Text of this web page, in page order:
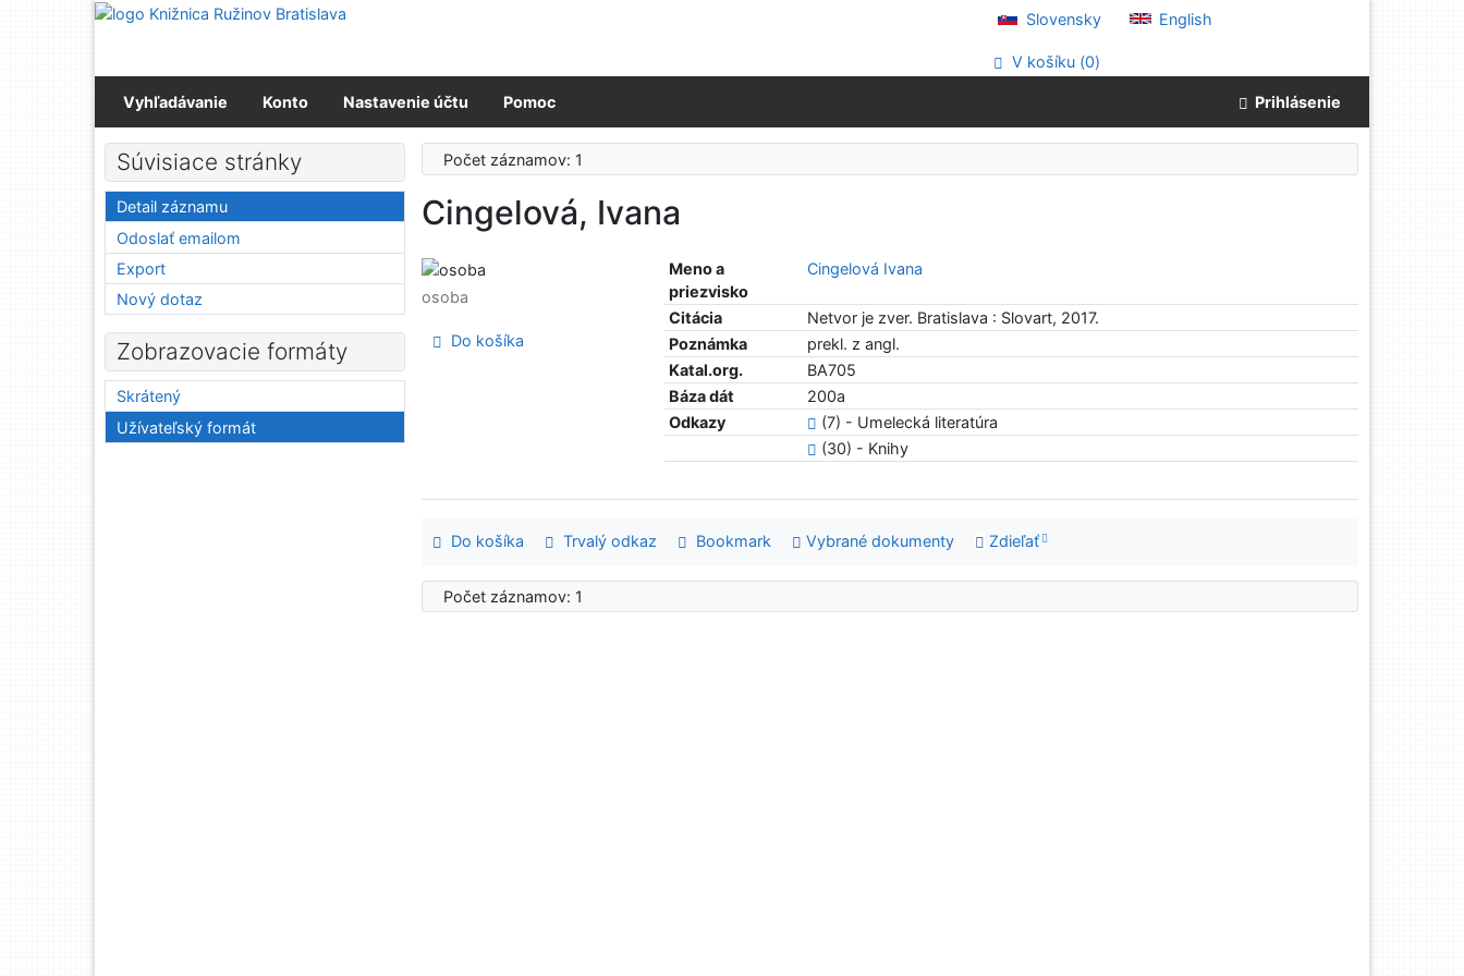
Prejsť na obsah
Slovensky English
V košíku (0)
Vyhľadávanie Konto Nastavenie účtu Pomoc Prihlásenie
Počet záznamov: 1
Cingelová, Ivana
Meno a
priezvisko
Cingelová Ivana
Citácia
Netvor je zver. Bratislava : Slovart, 2017.
Poznámka
prekl. z angl.
Katal.org.
BA705
Báza dát
200a
Odkazy
(7) - Umelecká literatúra
(30) - Knihy
osoba
Do košíka
Do košíka Trvalý odkaz Bookmark Vybrané dokumenty Zdieľať
Počet záznamov: 1
Súvisiace stránky
Detail záznamu
Odoslať emailom
Export
Nový dotaz
Zobrazovacie formáty
Skrátený
Užívateľský formát